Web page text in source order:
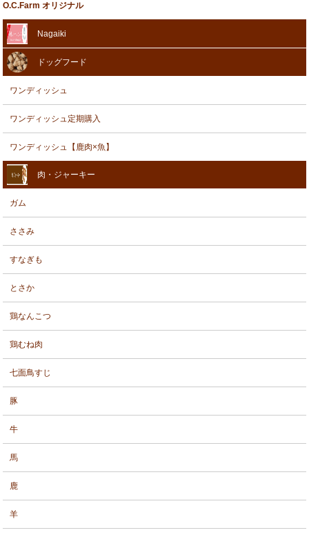
O.C.Farm オリジナル
Nagaiki
ドッグフード
ワンディッシュ
ワンディッシュ定期購入
ワンディッシュ【鹿肉×魚】
肉・ジャーキー
ガム
ささみ
すなぎも
とさか
鶏なんこつ
鶏むね肉
七面鳥すじ
豚
牛
馬
鹿
羊